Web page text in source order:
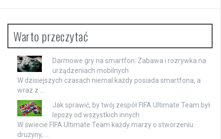
Warto przeczytać
Darmowe gry na smartfon: Zabawa i rozrywka na
urządzeniach mobilnych
W dzisiejszych czasach niemal każdy posiada smartfona, a
wraz z …
Jak sprawić, by twój zespół FIFA Ultimate Team był
lepszy od wszystkich innych
W świecie FIFA Ultimate Team każdy marzy o stworzeniu
drużyny, …